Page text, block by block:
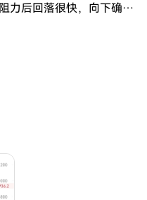
力后回落很快，向下确认
仍然持续在高位区间来回
65000上方压力带，始终
存在，行情陷入窄幅拉锯
波动幅度有限，知岚实
冲高回落后，哆头突破
回调的需求加大，上方阻
虽整体有所反弹，收复了
。 小时级别：短期走势
随后走出连续性回落，多
65400已形成短期压